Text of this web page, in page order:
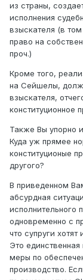
из страны,
исполнения
взыскателя (в
право на
проч.)
Кроме того,
на Сейшелы,
взыскателя,
конституционное
Также Вы упорно
Куда уж прямее
конституционые
другого?
В приведенном
абсурдная
исполнительного
одновременно с
что супруги
Это
меры по
производство.